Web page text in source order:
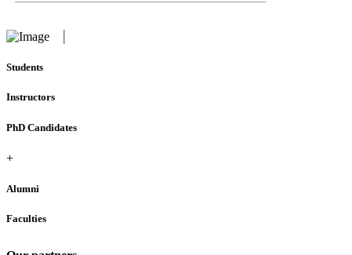
Students
Instructors
PhD Candidates
+
Alumni
Faculties